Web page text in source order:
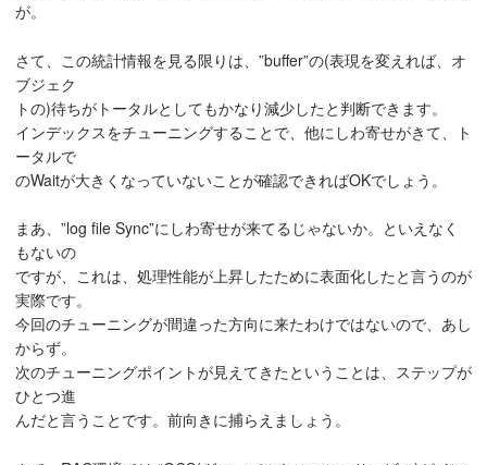
が。
さて、この統計情報を見る限りは、”buffer”の(表現を変えれば、オ
ブジェク
トの)待ちがトータルとしてもかなり減少したと判断できます。
インデックスをチューニングすることで、他にしわ寄せがきて、ト
ータルで
のWaitが大きくなっていないことが確認できればOKでしょう。
まあ、”log file Sync”にしわ寄せが来てるじゃないか。といえなく
もないの
ですが、これは、処理性能が上昇したために表面化したと言うのが
実際です。
今回のチューニングが間違った方向に来たわけではないので、あし
からず。
次のチューニングポイントが見えてきたということは、ステップが
ひとつ進
んだと言うことです。前向きに捕らえましょう。